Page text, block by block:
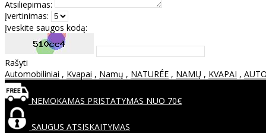
Atsiliepimas:
Įvertinimas:
Įveskite saugos kodą:
Rašyti
Automobiliniai , Kvapai , Namų , NATURÉE , NAMŲ , KVAPAI ,
NEMOKAMAS PRISTATYMAS NUO 70€
SAUGUS ATSISKAITYMAS